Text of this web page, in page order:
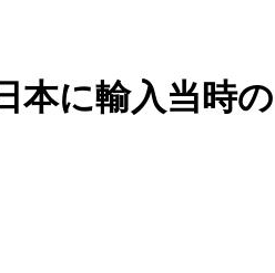
に輸入当時の